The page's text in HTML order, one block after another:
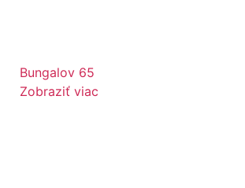
Bungalov 65
Zobraziť viac